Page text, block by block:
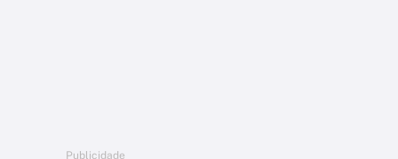
Publicidade